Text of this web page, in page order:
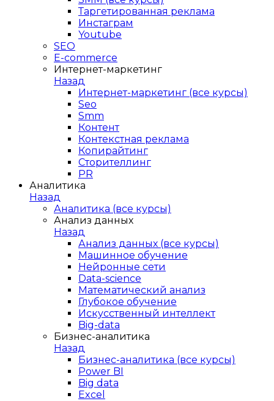
Таргетированная реклама
Инстаграм
Youtube
SEO
E-сommerce
Интернет-маркетинг
Назад
Интернет-маркетинг (все курсы)
Seo
Smm
Контент
Контекстная реклама
Копирайтинг
Сторителлинг
PR
Аналитика
Назад
Аналитика (все курсы)
Анализ данных
Назад
Анализ данных (все курсы)
Машинное обучение
Нейронные сети
Data-science
Математический анализ
Глубокое обучение
Искусственный интеллект
Big-data
Бизнес-аналитика
Назад
Бизнес-аналитика (все курсы)
Power BI
Big data
Excel